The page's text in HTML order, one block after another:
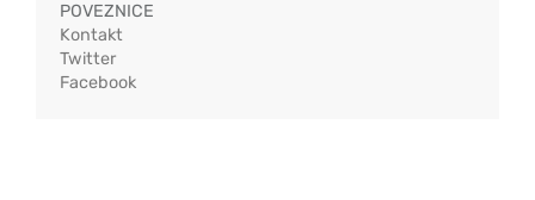
POVEZNICE
Kontakt
Twitter
Facebook